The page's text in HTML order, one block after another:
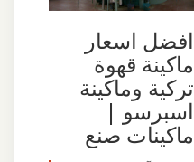
افضل اسعار
ماكينة قهوة
تركية وماكينة
اسبرسو |
ماكينات صنع